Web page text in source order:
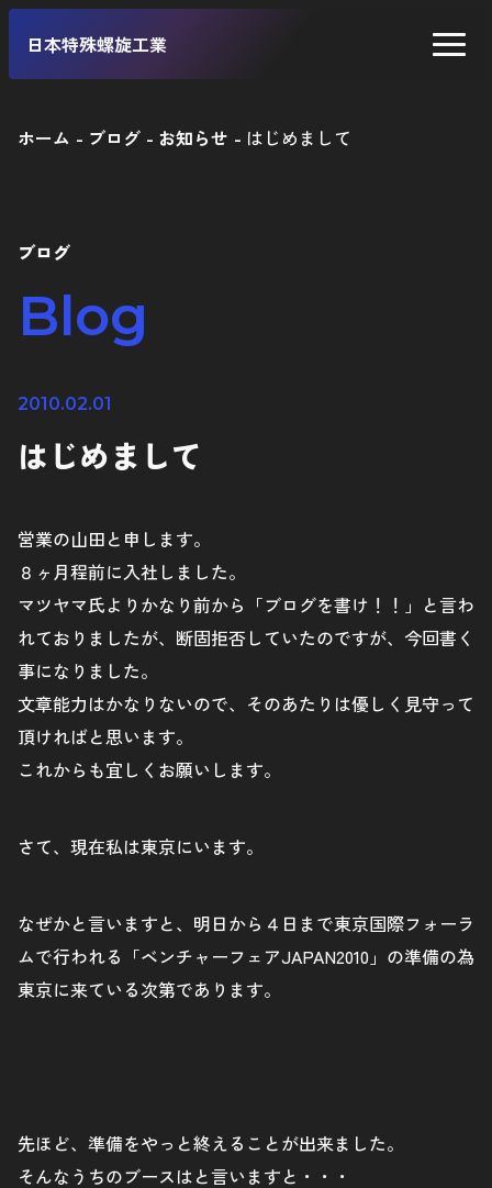
日本特殊螺旋工業
工業製品
ホーム ブログ お知らせ はじめまして
ブログ
Blog
2010.02.01
はじめまして
営業の山田と申します。
８ヶ月程前に入社しました。
マツヤマ氏よりかなり前から「ブログを書け！！」と言わ
れておりましたが、断固拒否していたのですが、今回書く
事になりました。
文章能力はかなりないので、そのあたりは優しく見守って
頂ければと思います。
これからも宜しくお願いします。
さて、現在私は東京にいます。
なぜかと言いますと、明日から４日まで東京国際フォーラ
ムで行われる「ベンチャーフェアJAPAN2010」の準備の為
東京に来ている次第であります。
先ほど、準備をやっと終えることが出来ました。
そんなうちのブースはと言いますと・・・